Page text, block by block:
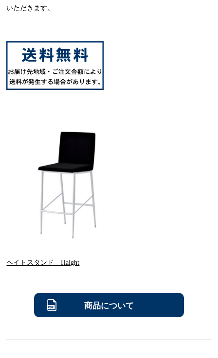
いただきます。
ヘイトスタンド Haight
商品について